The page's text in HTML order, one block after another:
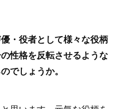
・役者として様々な役柄
性格を反転させるような
でしょうか。